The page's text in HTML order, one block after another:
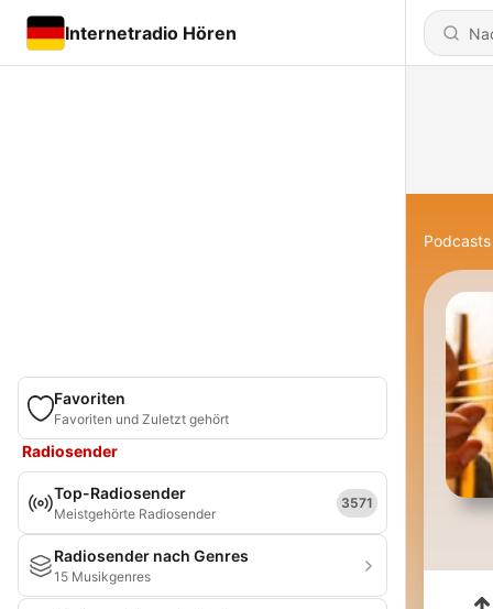
Internetradio Hören
Favoriten
Favoriten und Zuletzt gehört
Radiosender
Top-Radiosender
Meistgehörte Radiosender
3571
Radiosender nach Genres
15 Musikgenres
Podcasts